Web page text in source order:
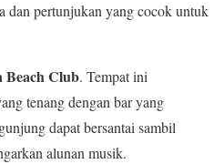
dan pertunjukan yang cocok untuk
Beach Club. Tempat ini
tenang dengan bar yang
dapat bersantai sambil
alunan musik.